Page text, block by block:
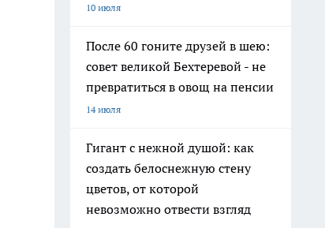
10 июля
После 60 гоните друзей в шею:
совет великой Бехтеревой - не
превратиться в овощ на пенсии
14 июля
Гигант с нежной душой: как
создать белоснежную стену
цветов, от которой
невозможно отвести взгляд